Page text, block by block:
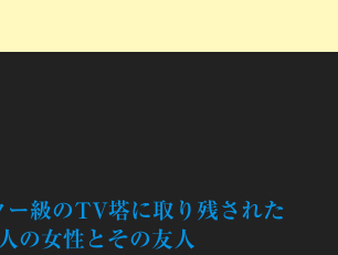
ー級のTV塔に取り残された
の女性とその友人